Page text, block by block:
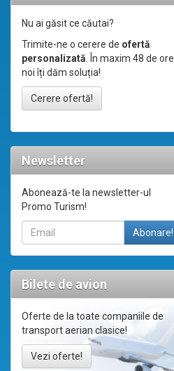
Nu ai găsit ce căutai?
Trimite-ne o cerere de ofertă
personalizată. În maxim 48 de ore
noi îți dăm soluția!
Cerere ofertă!
Newsletter
Abonează-te la newsletter-ul
Promo Turism!
Bilete de avion
Oferte de la toate companiile de
transport aerian clasice!
Vezi oferte!